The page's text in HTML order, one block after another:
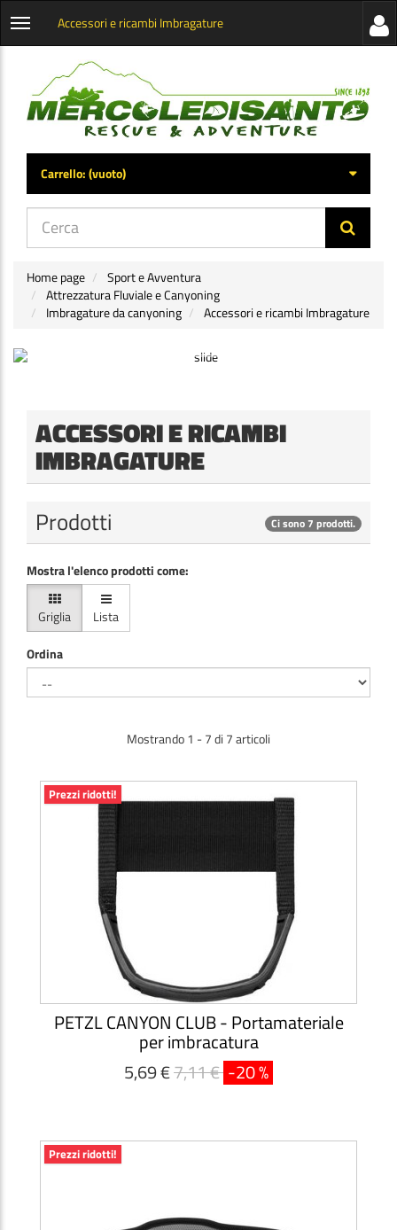
Apri
categorie
Accessori e ricambi Imbragature
di
Carrello:(vuoto)
Home page
Sport e Avventura
Attrezzatura Fluviale e Canyoning
Imbragature da canyoning
Accessori e ricambi Imbragature
ACCESSORI E RICAMBI
IMBRAGATURE
Prodotti Ci sono 7 prodotti.
Mostra l'elenco prodotti come:
Griglia
Lista
Ordina
Mostrando 1 - 7 di 7 articoli
Prezzi ridotti!
PETZL CANYON CLUB - Portamateriale
per imbracatura
5,69 €7,11 € -20 %
Prezzi ridotti!